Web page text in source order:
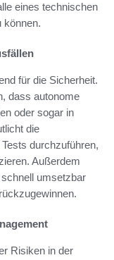
eines technischen
können.
für die Sicherheit.
dass autonome
oder sogar in
die
durchzuführen,
Außerdem
umsetzbar
Risiken in der